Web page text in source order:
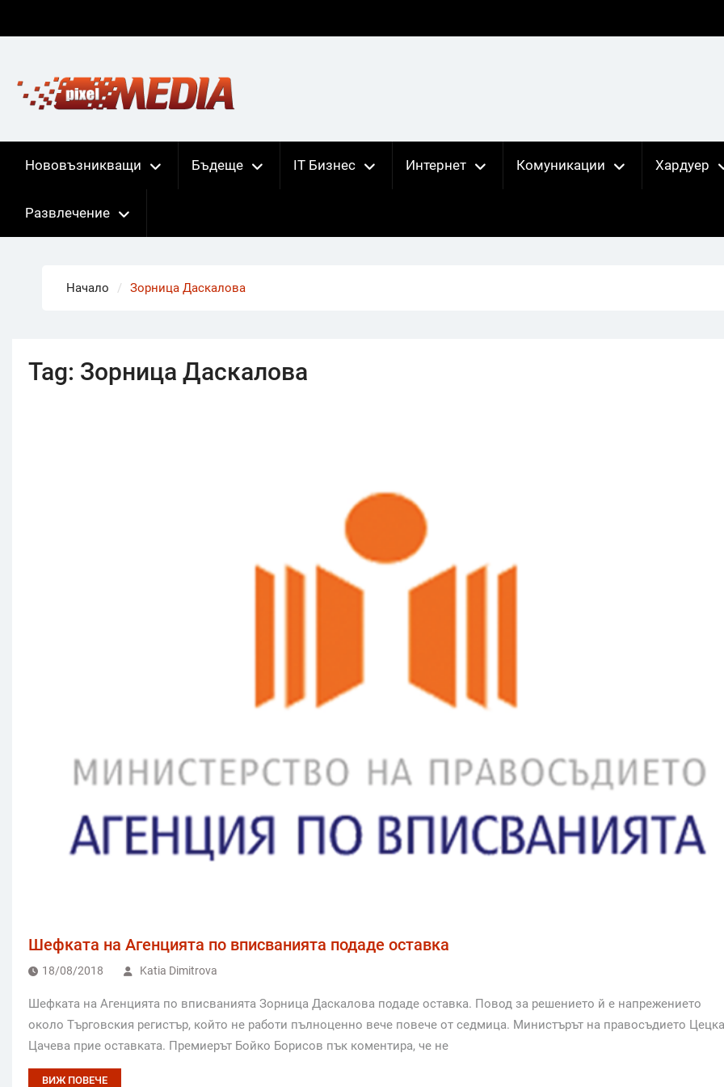
Нововъзникващи Бъдеще IT Бизнес Интернет Комуникации Хардуер
Развлечение
Начало Зорница Даскалова
Tag: Зорница Даскалова
Шефката на Агенцията по вписванията подаде оставка
18/08/2018 Katia Dimitrova
Шефката на Агенцията по вписванията Зорница Даскалова подаде оставка. Повод за решението й е напрежението
около Търговския регистър, който не работи пълноценно вече повече от седмица. Министърът на правосъдието Цецка
Цачева прие оставката. Премиерът Бойко Борисов пък коментира, че не
ВИЖ ПОВЕЧЕ